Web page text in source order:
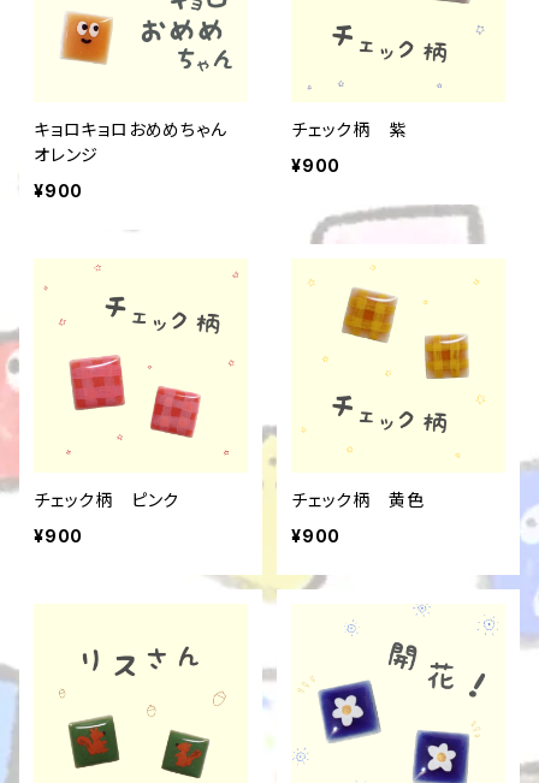
キョロキョロおめめちゃん
オレンジ
¥900
チェック柄 紫
¥900
チェック柄 ピンク
¥900
チェック柄 黄色
¥900